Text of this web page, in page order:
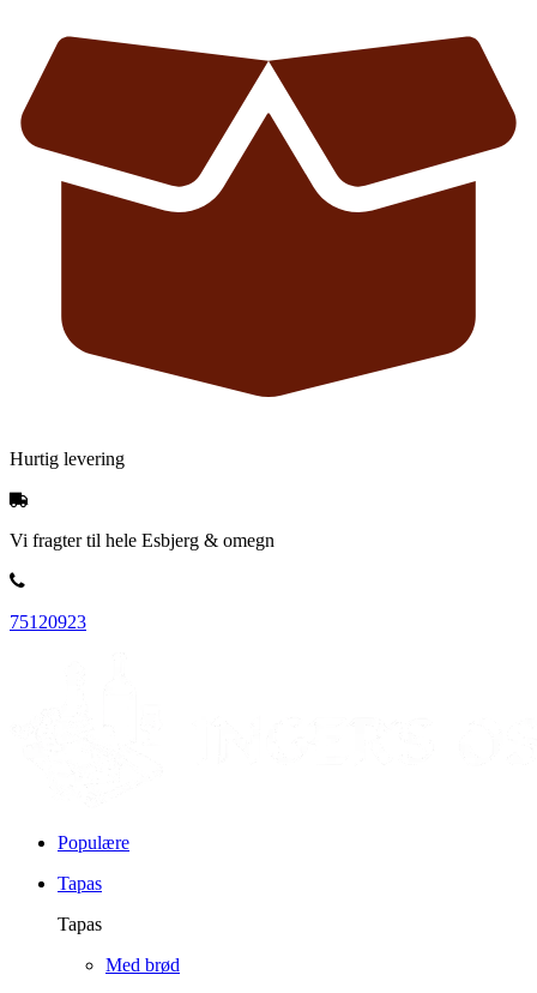
Hurtig levering
Vi fragter til hele Esbjerg & omegn
75120923
Populære
Tapas
Tapas
Med brød